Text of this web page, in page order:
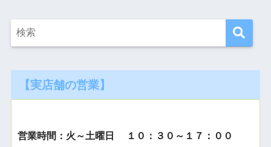
【実店舗の営業】
営業時間：火～土曜日 １０：３０～１７：００